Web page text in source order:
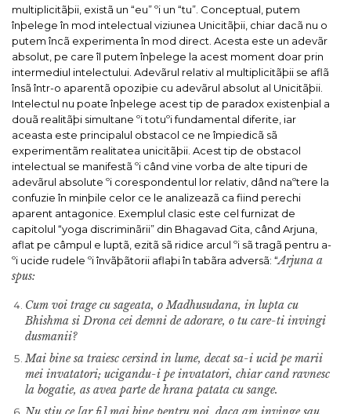
multiplicitãþii, existã un “eu” ºi un “tu”. Conceptual, putem
înþelege în mod intelectual viziunea Unicitãþii, chiar dacã nu o
putem încã experimenta în mod direct. Acesta este un adevãr
absolut, pe care îl putem înþelege la acest moment doar prin
intermediul intelectului. Adevãrul relativ al multiplicitãþii se aflã
însã într-o aparentã opoziþie cu adevãrul absolut al Unicitãþii.
Intelectul nu poate înþelege acest tip de paradox existenþial a
douã realitãþi simultane ºi totuºi fundamental diferite, iar
aceasta este principalul obstacol ce ne împiedicã sã
experimentãm realitatea unicitãþii. Acest tip de obstacol
intelectual se manifestã ºi când vine vorba de alte tipuri de
adevãrul absolute ºi corespondentul lor relativ, dând naºtere la
confuzie în minþile celor ce le analizeazã ca fiind perechi
aparent antagonice. Exemplul clasic este cel furnizat de
capitolul “yoga discriminãrii” din Bhagavad Gita, când Arjuna,
aflat pe câmpul e luptã, ezitã sã ridice arcul ºi sã tragã pentru a-
ºi ucide rudele ºi învãþãtorii aflaþi în tabãra adversã: “Arjuna a
spus:
Cum voi trage cu sageata, o Madhusudana, in lupta cu
Bhishma si Drona cei demni de adorare, o tu care-ti invingi
dusmanii?
Mai bine sa traiesc cersind in lume, decat sa-i ucid pe marii
mei invatatori; ucigandu-i pe invatatori, chiar cand ravnesc
la bogatie, as avea parte de hrana patata cu sange.